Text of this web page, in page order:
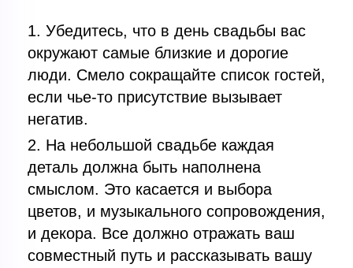
Убедитесь, что в день свадьбы вас
окружают самые близкие и дорогие
люди. Смело сокращайте список гостей,
если чье-то присутствие вызывает
негатив.
На небольшой свадьбе каждая
деталь должна быть наполнена
смыслом. Это касается и выбора
цветов, и музыкального сопровождения,
и декора. Все должно отражать ваш
совместный путь и рассказывать вашу